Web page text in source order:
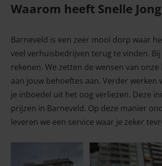
Waarom heeft Snelle
Barneveld is een zeer mooi dorp waar
veel verhuisbedrijven terug te vinden.
rekenen. We zetten de wensen van
aan jouw behoeftes aan. Verder werken
je inboedel uit het oog verliezen. Deze
prijzen in Barneveld. Op deze manier
leveren we een service waar je zeker